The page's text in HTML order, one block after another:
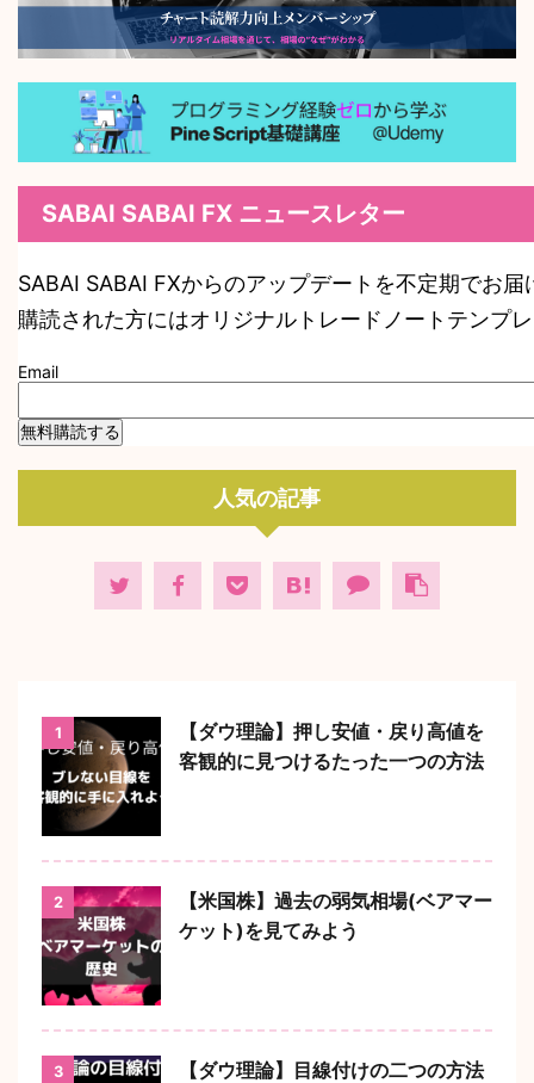
SABAI SABAI FX ニュースレター
SABAI SABAI FXからのアップデートを不定期でお届
購読された方にはオリジナルトレードノートテンプ
Email
人気の記事
1
【ダウ理論】押し安値・戻り高値を
客観的に見つけるたった一つの方法
2
【米国株】過去の弱気相場(ベアマー
ケット)を見てみよう
3
【ダウ理論】目線付けの二つの方法